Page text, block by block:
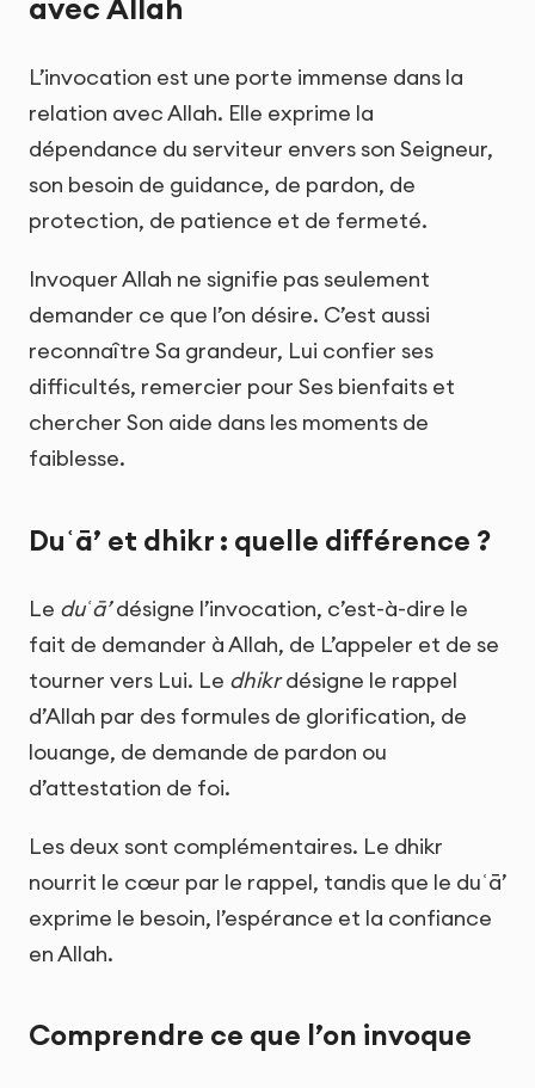
avec Allah
L’invocation est une porte immense dans la
relation avec Allah. Elle exprime la
dépendance du serviteur envers son Seigneur,
son besoin de guidance, de pardon, de
protection, de patience et de fermeté.
Invoquer Allah ne signifie pas seulement
demander ce que l’on désire. C’est aussi
reconnaître Sa grandeur, Lui confier ses
difficultés, remercier pour Ses bienfaits et
chercher Son aide dans les moments de
faiblesse.
Duʿā’ et dhikr : quelle différence ?
Le duʿā’désigne l’invocation, c’est-à-dire le
fait de demander à Allah, de L’appeler et de se
tourner vers Lui. Le dhikrdésigne le rappel
d’Allah par des formules de glorification, de
louange, de demande de pardon ou
d’attestation de foi.
Les deux sont complémentaires. Le dhikr
nourrit le cœur par le rappel, tandis que le duʿā’
exprime le besoin, l’espérance et la confiance
en Allah.
Comprendre ce que l’on invoque